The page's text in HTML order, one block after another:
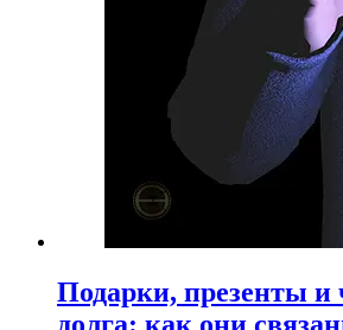
Подарки, презенты и
долга: как они